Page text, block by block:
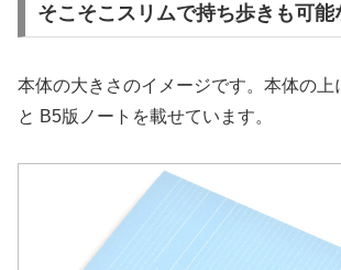
そこそこスリムで持ち歩きも可能
本体の大きさのイメージです。本体の上
と B5版ノートを載せています。